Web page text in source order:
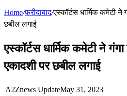
Home/फरीदाबाद/एस्कॉर्टस धार्मिक कमेटी ने
छबील लगाई
एस्कॉर्टस धार्मिक कमेटी ने गंगा
एकादशी पर छबील लगाई
A2Znews UpdateMay 31, 2023